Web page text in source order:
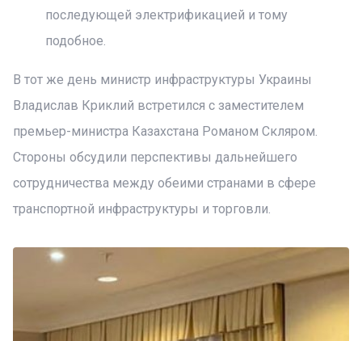
последующей электрификацией и тому
подобное.
В тот же день министр инфраструктуры Украины
Владислав Криклий встретился с заместителем
премьер-министра Казахстана Романом Скляром.
Стороны обсудили перспективы дальнейшего
сотрудничества между обеими странами в сфере
транспортной инфраструктуры и торговли.